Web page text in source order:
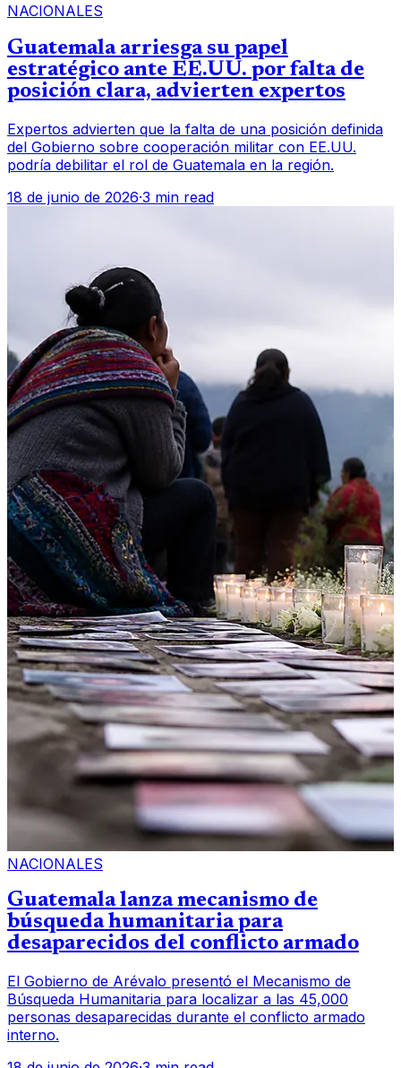
NACIONALES
Guatemala arriesga su papel
estratégico ante EE.UU. por falta de
posición clara, advierten expertos
Expertos advierten que la falta de una posición definida
del Gobierno sobre cooperación militar con EE.UU.
podría debilitar el rol de Guatemala en la región.
18 de junio de 2026·3 min read
NACIONALES
Guatemala lanza mecanismo de
búsqueda humanitaria para
desaparecidos del conflicto armado
El Gobierno de Arévalo presentó el Mecanismo de
Búsqueda Humanitaria para localizar a las 45,000
personas desaparecidas durante el conflicto armado
interno.